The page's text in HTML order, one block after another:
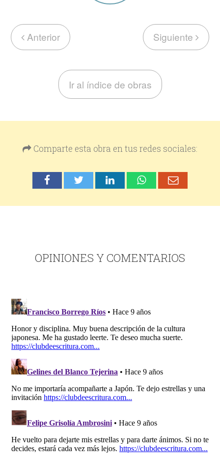
Anterior Siguiente
Ir al índice de obras
Comparte esta obra en tus redes sociales:
OPINIONES Y COMENTARIOS